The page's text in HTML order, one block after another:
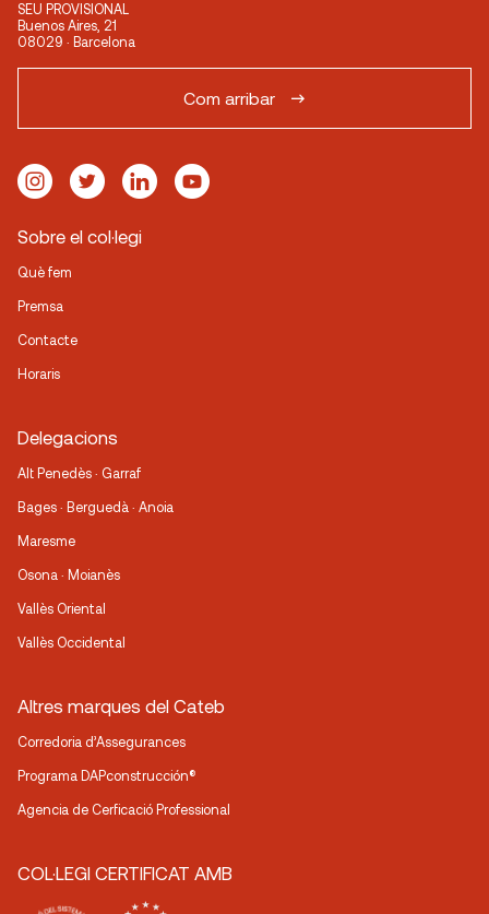
SEU PROVISIONAL
Buenos Aires, 21
08029 · Barcelona
Com arribar
Sobre el col·legi
Què fem
Premsa
Contacte
Horaris
Delegacions
Alt Penedès · Garraf
Bages · Berguedà · Anoia
Maresme
Osona · Moianès
Vallès Oriental
Vallès Occidental
Altres marques del Cateb
Corredoria d’Assegurances
Programa DAPconstrucción®
Agencia de Cerficació Professional
COL·LEGI CERTIFICAT AMB